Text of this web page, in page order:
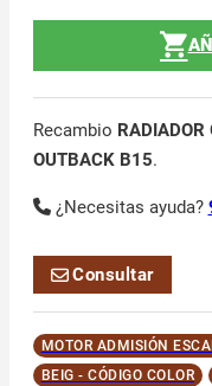
Recambio RADIADOR
OUTBACK B15.
¿Necesitas ayuda?
Consultar
MOTOR ADMISIÓN
BEIG - CÓDIGO COLOR